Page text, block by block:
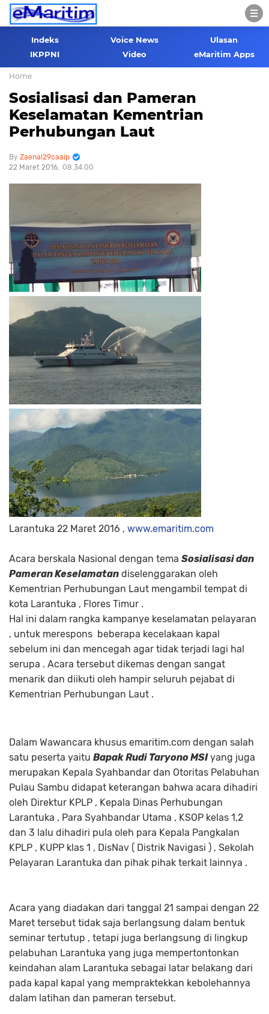
Indeks Voice News
Ulasan
IKPPNI
Video eMaritim Apps
Home
Sosialisasi dan Pameran
Keselamatan Kementrian
Perhubungan Laut
Zaenal29caaip
22 Maret 2016 08.34.00
Larantuka 22 Maret 2016 , www.emaritim.com
Acara berskala Nasional dengan tema Sosialisasi dan
Pameran Keselamatan diselenggarakan oleh
Kementrian Perhubungan Laut mengambil tempat di
kota Larantuka , Flores Timur .
Hal ini dalam rangka kampanye keselamatan pelayaran
, untuk merespons beberapa kecelakaan kapal
sebelum ini dan mencegah agar tidak terjadi lagi hal
serupa . Acara tersebut dikemas dengan sangat
menarik dan diikuti oleh hampir seluruh pejabat di
Kementrian Perhubungan Laut .
Dalam Wawancara khusus emaritim.com dengan salah
satu peserta yaitu Bapak Rudi Taryono MSIyang juga
merupakan Kepala Syahbandar dan Otoritas Pelabuhan
Pulau Sambu didapat keterangan bahwa acara dihadiri
oleh Direktur KPLP , Kepala Dinas Perhubungan
Larantuka , Para Syahbandar Utama , KSOP kelas 1,2
dan 3 lalu dihadiri pula oleh para Kepala Pangkalan
KPLP , KUPP klas 1 , DisNav ( Distrik Navigasi ) , Sekolah
Pelayaran Larantuka dan pihak pihak terkait lainnya .
Acara yang diadakan dari tanggal 21 sampai dengan 22
Maret tersebut tidak saja berlangsung dalam bentuk
seminar tertutup , tetapi juga berlangsung di lingkup
pelabuhan Larantuka yang juga mempertontonkan
keindahan alam Larantuka sebagai latar belakang dari
pada kapal kapal yang mempraktekkan kebolehannya
dalam latihan dan pameran tersebut.